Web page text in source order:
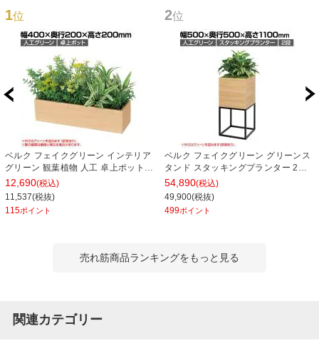
1位
ベルク フェイクグリーン インテリア
グリーン 観葉植物 人工 卓上ポット
GR4389
12,690(税込)
11,537(税抜)
115ポイント
2位
ベルク フェイクグリーン グリーンス
タンド スタッキングプランター 2段
タイプ BOXプランター アイアン風脚
人工 造花 GR2553 幅500×奥行500×
高さ1100mm
54,890(税込)
49,900(税抜)
499ポイント
売れ筋商品ランキングをもっと見る
関連カテゴリー